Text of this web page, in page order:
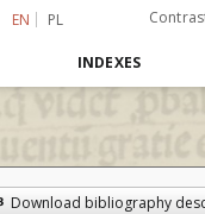
EN PL
INDEXES
Download bibliography